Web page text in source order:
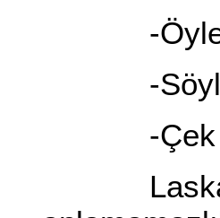
-
-Söyle
-Çek
Laskaris